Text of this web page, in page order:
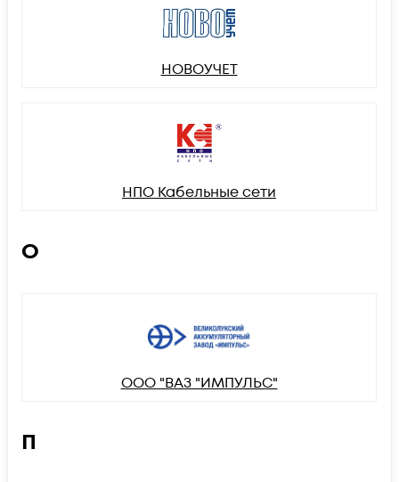
НОВОУЧЕТ
НПО Кабельные сети
О
ООО "ВАЗ "ИМПУЛЬС"
П